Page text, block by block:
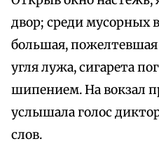
двор; среди мусорных
большая, пожелтевшая
угля лужа, сигарета
шипением. На вокзал
услышала голос
слов.